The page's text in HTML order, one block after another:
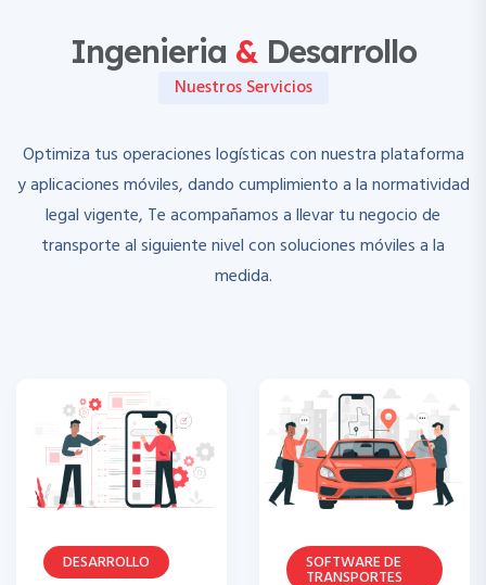
Ingenieria &Desarrollo
Nuestros Servicios
Optimiza tus operaciones logísticas con nuestra plataforma
y aplicaciones móviles, dando cumplimiento a la normatividad
legal vigente, Te acompañamos a llevar tu negocio de
transporte al siguiente nivel con soluciones móviles a la
medida.
DESARROLLO SOFTWARE DE
TRANSPORTES